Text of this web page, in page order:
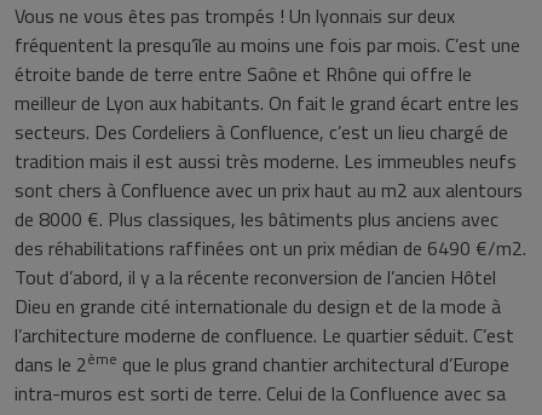
Vous ne vous êtes pas trompés ! Un lyonnais sur deux
fréquentent la presqu’île au moins une fois par mois. C’est une
étroite bande de terre entre Saône et Rhône qui offre le
meilleur de Lyon aux habitants. On fait le grand écart entre les
secteurs. Des Cordeliers à Confluence, c’est un lieu chargé de
tradition mais il est aussi très moderne. Les immeubles neufs
sont chers à Confluence avec un prix haut au m2 aux alentours
de 8000 €. Plus classiques, les bâtiments plus anciens avec
des réhabilitations raffinées ont un prix médian de 6490 €/m2.
Tout d’abord, il y a la récente reconversion de l’ancien Hôtel
Dieu en grande cité internationale du design et de la mode à
l’architecture moderne de confluence. Le quartier séduit. C’est
dans le 2ème que le plus grand chantier architectural d’Europe
intra-muros est sorti de terre. Celui de la Confluence avec sa